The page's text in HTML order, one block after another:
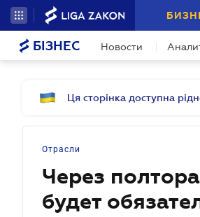
БІЗНЕС Новости
Ця сторінка доступна
Отрасли
Через
будет